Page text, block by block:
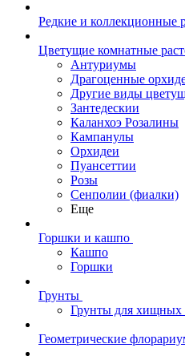
Редкие и коллекционные
Цветущие комнатные
Антуриумы
Драгоценные
Другие виды
Зантедескии
Каланхоэ Розалины
Кампанулы
Орхидеи
Пуансеттии
Розы
Сенполии (фиалки)
Еще
Горшки и кашпо
Кашпо
Горшки
Грунты
Грунты для хищных
Геометрические